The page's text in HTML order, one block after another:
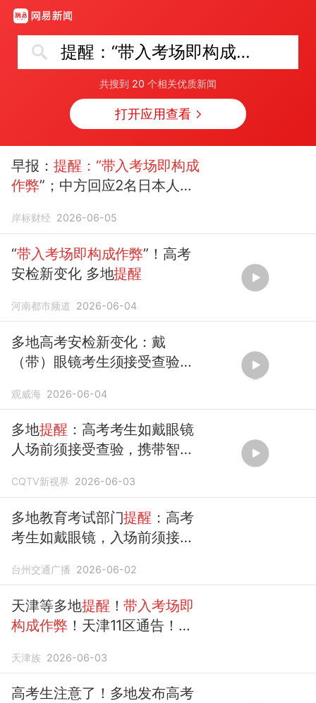
提醒：“带入考场即构成作弊”！
共搜到 20 个相关优质新闻
打开应用查看
早报：提醒：“带入考场即构成
作弊”；中方回应2名日本人处
4年后发现是“假车”；日元沦为
“全球最弱货币”
岸标财经 2026-06-05
“带入考场即构成作弊”！高考
安检新变化 多地提醒
河南都市频道 2026-06-04
多地高考安检新变化：戴
（带）眼镜考生须接受查验，
弊”。（红星新闻）
观威海 2026-06-04
多地提醒 ：高考考生如戴眼镜
人场前须接受查验，携带智能
CQTV新视界 2026-06-03
多地教育考试部门提醒 ：高考
考生如戴眼镜，入场前须接受
（手环）、智能眼镜等进入
场即构成作弊
台州交通广播 2026-06-02
天津等多地提醒 ！带入考场即
构成作弊！天津11区通告！交
天津族 2026-06-03
高考生注意了！多地发布高考